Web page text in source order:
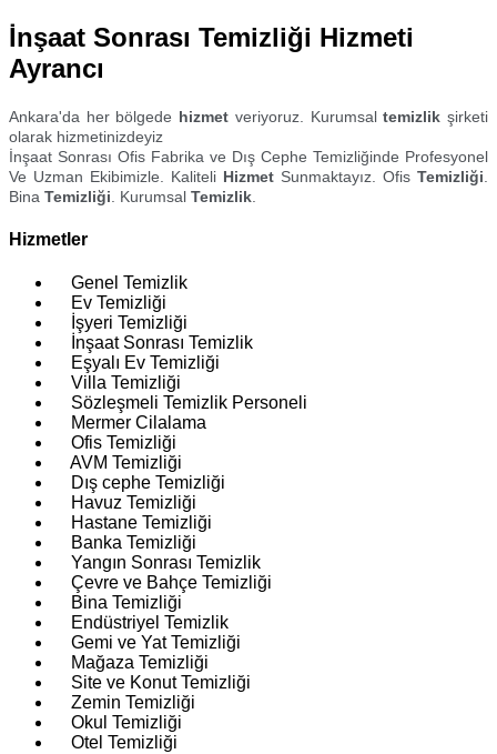
İnşaat Sonrası Temizliği Hizmeti
Ayrancı
Ankara'da her bölgede hizmet veriyoruz. Kurumsaltemizlik şirketi
olarak hizmetinizdeyiz
İnşaat Sonrası Ofis Fabrika ve Dış Cephe Temizliğinde Profesyonel
Ve Uzman Ekibimizle. Kaliteli Hizmet Sunmaktayız. Ofis Temizliği
Bina Temizliği . Kurumsal Temizlik
Hizmetler
Genel Temizlik
Ev Temizliği
İşyeri Temizliği
İnşaat Sonrası Temizlik
Eşyalı Ev Temizliği
Villa Temizliği
Sözleşmeli Temizlik Personeli
Mermer Cilalama
Ofis Temizliği
AVM Temizliği
Dış cephe Temizliği
Havuz Temizliği
Hastane Temizliği
Banka Temizliği
Yangın Sonrası Temizlik
Çevre ve Bahçe Temizliği
Bina Temizliği
Endüstriyel Temizlik
Gemi ve Yat Temizliği
Mağaza Temizliği
Site ve Konut Temizliği
Zemin Temizliği
Okul Temizliği
Otel Temizliği